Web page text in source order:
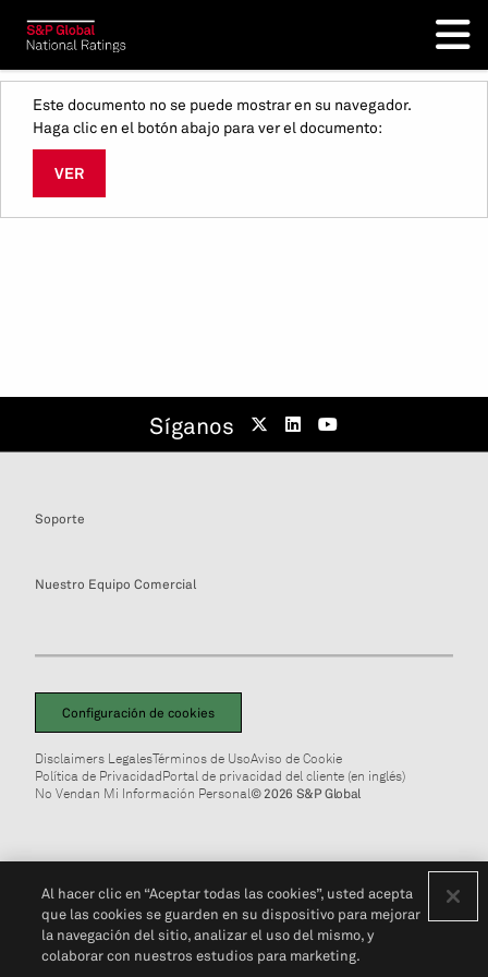
Este documento no se puede mostrar en su navegador.
Haga clic en el botón abajo para ver el documento:
VER
Síganos
Soporte
Nuestro Equipo Comercial
Configuración de cookies
Disclaimers LegalesTérminos de UsoAviso de Cookie
Política de PrivacidadPortal de privacidad del cliente (en inglés)
No Vendan Mi Información Personal© 2026 S&P Global
Al hacer clic en “Aceptar todas las cookies”, usted acepta
que las cookies se guarden en su dispositivo para mejorar
la navegación del sitio, analizar el uso del mismo, y
colaborar con nuestros estudios para marketing.